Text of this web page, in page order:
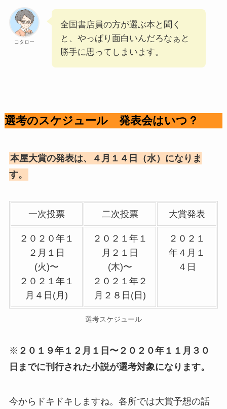
コタロー
全国書店員の方が選ぶ本と聞く
と、やっぱり面白いんだろなぁと
勝手に思ってしまいます。
選考のスケジュール 発表会はいつ？
本屋大賞の発表は、４月１４日（水）になりま
す。
一次投票 二次投票 大賞発表
２０２０年１
２月１日
(火)〜
２０２１年１
月４日(月)
２０２１年１
月２１日
(木)〜
２０２１年２
月２８日(日)
２０２１
年４月１
４日
選考スケジュール
※ ２０１９年１２月１日〜２０２０年１１月３０
日までに刊行された小説が選考対象になります。
今からドキドキしますね。各所では大賞予想の話